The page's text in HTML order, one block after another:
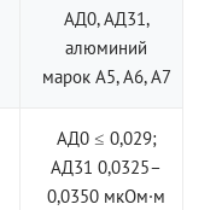
АД0, АД31,
алюминий
марок А5, А6, А7
АД0 ≤ 0,029;
АД31 0,0325–
0,0350 мкОм·м